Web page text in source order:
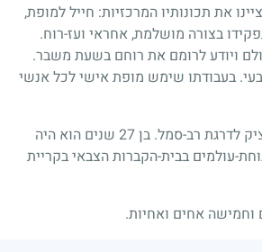
את תכונותיו המרכזיות: חייל למופת,
בצורה מושלמת, אחראי ועז-רוח.
ויודע לרומם את רוחם בשעת משבר.
בעבודתו שימש מופת אישי לכל אנשי
לדרגת רב-סמל. בן27 שנים הוא היה
עולמים בבית-הקברות הצבאי בקריית
וחמישה אחים ואחיות.